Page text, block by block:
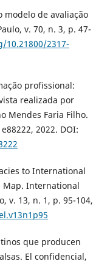
modelo de avaliação
v. 70, n. 3, p. 47-
2317-
profissional:
realizada por
Mendes Faria Filho.
2022. DOI:
to International
Map. International
v. 13, n. 1, p. 95-104,
que producen
El confidencial,